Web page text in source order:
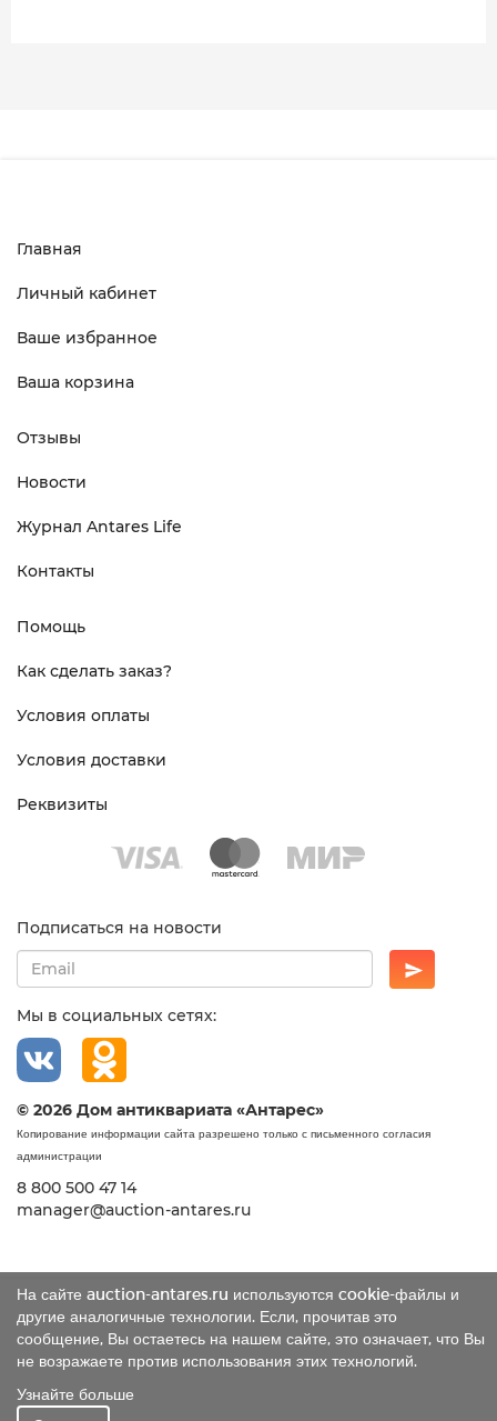
На сайте auction-antares.ru используются cookie-файлы и
другие аналогичные технологии. Если, прочитав это
сообщение, Вы остаетесь на нашем сайте, это означает, что Вы
не возражаете против использования этих технологий.
Узнайте больше
Главная
Личный кабинет
Ваше избранное
Ваша корзина
Отзывы
Новости
Журнал Antares Life
Контакты
Помощь
Как сделать заказ?
Условия оплаты
Условия доставки
Реквизиты
Подписаться на новости
Мы в социальных сетях:
© 2026 Дом антиквариата «Антарес»
Копирование информации сайта разрешено только с письменного согласия
администрации
8 800 500 47 14
manager@auction-antares.ru